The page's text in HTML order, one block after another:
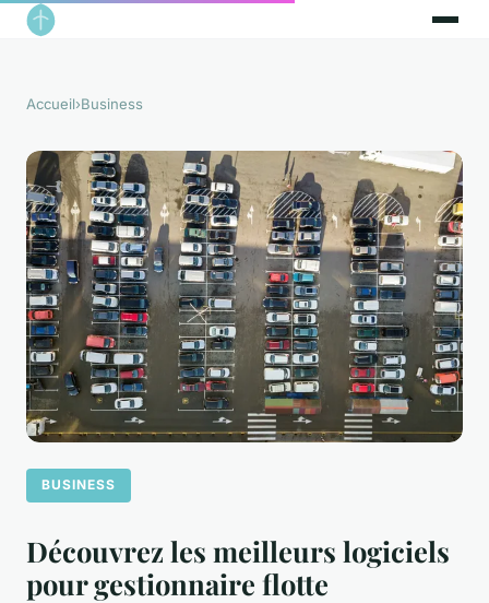
Accueil›Business
BUSINESS
Découvrez les meilleurs logiciels
pour gestionnaire flotte